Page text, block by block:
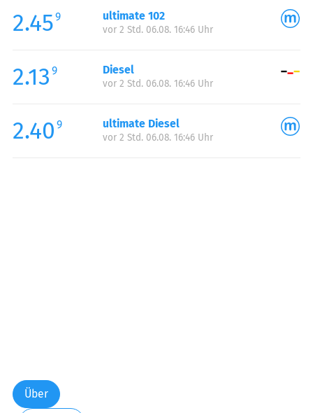
2.459 ultimate 102
vor 2 Std. 06.08. 16:46 Uhr
2.13 9 Diesel
vor 2 Std. 06.08. 16:46 Uhr
2.40 9 ultimate Diesel
vor 2 Std. 06.08. 16:46 Uhr
Über